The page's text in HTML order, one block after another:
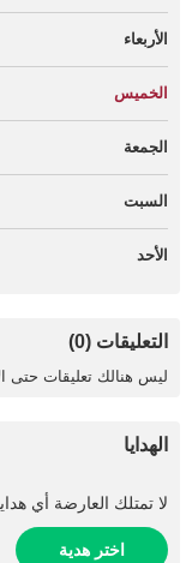
الأربعاء
الخميس
الجمعة
السبت
الأحد
التعليقات (0)
ليس هنالك تعليقات حتى
الهدايا
لا تمتلك العارضة أي
اختر هدية